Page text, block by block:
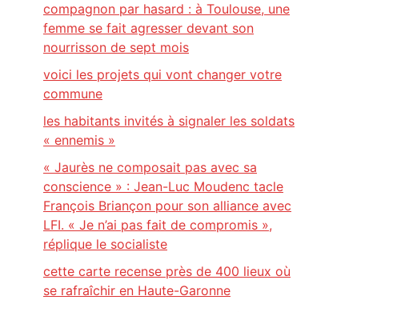
compagnon par hasard : à Toulouse, une
femme se fait agresser devant son
nourrisson de sept mois
voici les projets qui vont changer votre
commune
les habitants invités à signaler les soldats
« ennemis »
« Jaurès ne composait pas avec sa
conscience » : Jean-Luc Moudenc tacle
François Briançon pour son alliance avec
LFI. « Je n’ai pas fait de compromis »,
réplique le socialiste
cette carte recense près de 400 lieux où
se rafraîchir en Haute-Garonne